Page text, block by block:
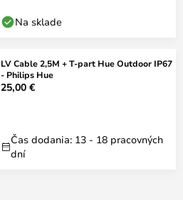
Na sklade
LV Cable 2,5M + T-part Hue Outdoor IP67
- Philips Hue
25,00 €
Čas dodania: 13 - 18 pracovných
dní